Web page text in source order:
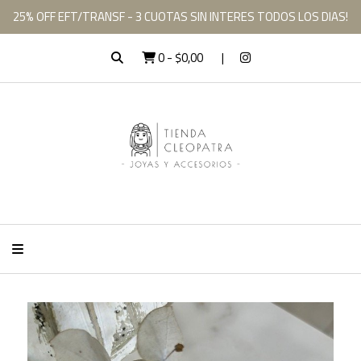
25% OFF EFT/TRANSF - 3 CUOTAS SIN INTERES TODOS LOS DIAS!
0-$0,00